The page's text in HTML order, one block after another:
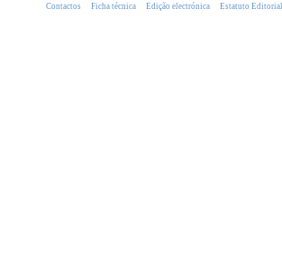
Contactos Ficha técnica Edição electrónica Estatuto Editorial